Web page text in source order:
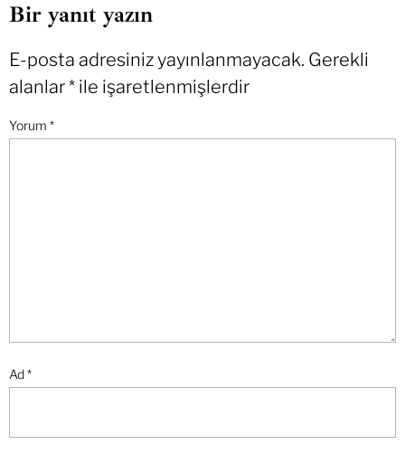
Bir yanıt yazın
E-posta adresiniz yayınlanmayacak. Gerekli
alanlar* ile işaretlenmişlerdir
Yorum *
Ad*